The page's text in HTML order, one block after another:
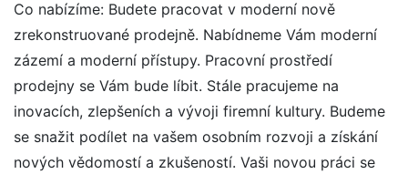
Co nabízíme: Budete pracovat v moderní nově
zrekonstruované prodejně. Nabídneme Vám moderní
zázemí a moderní přístupy. Pracovní prostředí
prodejny se Vám bude líbit. Stále pracujeme na
inovacích, zlepšeních a vývoji firemní kultury. Budeme
se snažit podílet na vašem osobním rozvoji a získání
nových vědomostí a zkušeností. Vaši novou práci se